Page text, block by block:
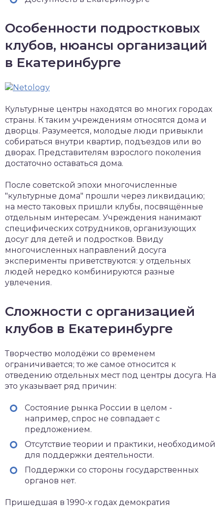
Особенности подростковых
клубов, нюансы организаций
в Екатеринбурге
Культурные центры находятся во многих городах
страны. К таким учреждениям относятся дома и
дворцы. Разумеется, молодые люди привыкли
собираться внутри квартир, подъездов или во
дворах. Представителям взрослого поколения
достаточно оставаться дома.
После советской эпохи многочисленные
"культурные дома" прошли через ликвидацию;
на место таковых пришли клубы, посвящённые
отдельным интересам. Учреждения нанимают
специфических сотрудников, организующих
досуг для детей и подростков. Ввиду
многочисленных направлений досуга
эксперименты приветствуются: у отдельных
людей нередко комбинируются разные
увлечения.
Сложности с организацией
клубов в Екатеринбурге
Творчество молодёжи со временем
ограничивается; то же самое относится к
отведению отдельных мест под центры досуга. На
это указывает ряд причин:
Состояние рынка России в целом -
например, спрос не совпадает с
предложением.
Отсутствие теории и практики, необходимой
для поддержки деятельности.
Поддержки со стороны государственных
органов нет.
Пришедшая в 1990-х годах демократия